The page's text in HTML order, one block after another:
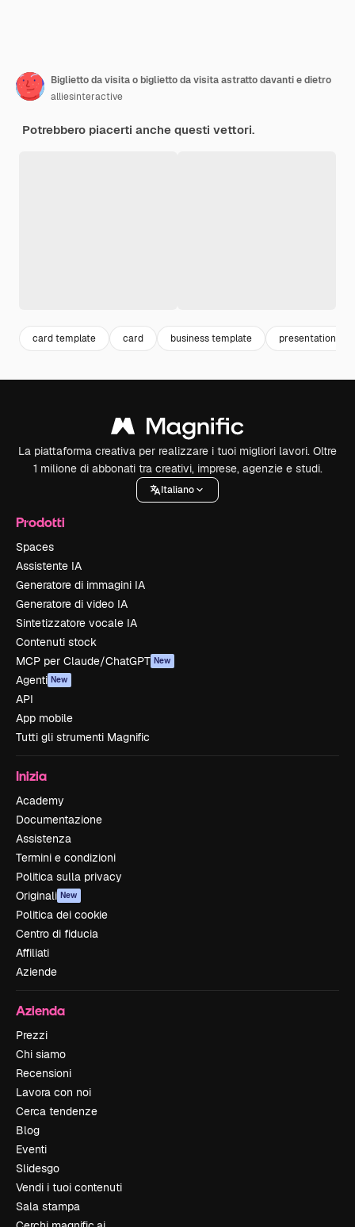
Biglietto da visita o biglietto da visita astratto davanti e dietro
alliesinteractive
Potrebbero piacerti anche questi vettori.
card template card business template presentation
La piattaforma creativa per realizzare i tuoi migliori lavori. Oltre
1 milione di abbonati tra creativi, imprese, agenzie e studi.
Italiano
Prodotti
Spaces
Assistente IA
Generatore di immagini IA
Generatore di video IA
Sintetizzatore vocale IA
Contenuti stock
MCP per Claude/ChatGPT New
Agenti New
API
App mobile
Tutti gli strumenti Magnific
Inizia
Academy
Documentazione
Assistenza
Termini e condizioni
Politica sulla privacy
Originali New
Politica dei cookie
Centro di fiducia
Affiliati
Aziende
Azienda
Prezzi
Chi siamo
Recensioni
Lavora con noi
Cerca tendenze
Blog
Eventi
Slidesgo
Vendi i tuoi contenuti
Sala stampa